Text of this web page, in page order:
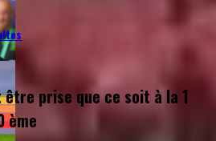
prise que ce soit à la 1
ème